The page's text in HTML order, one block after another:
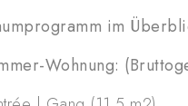
im
Wohnung: